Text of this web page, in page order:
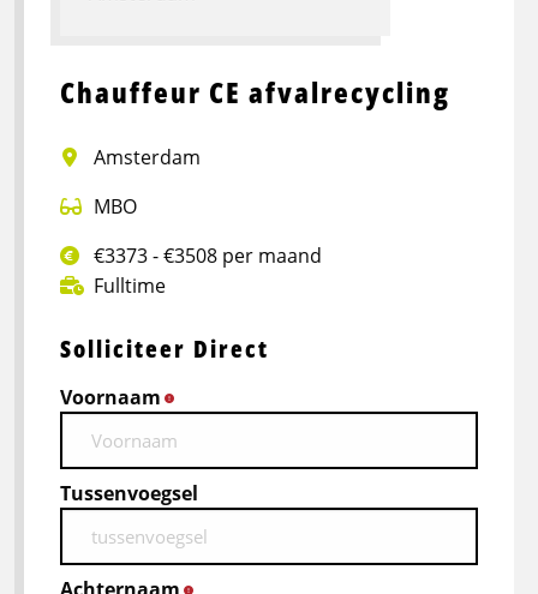
Chauffeur CE afvalrecycling
Amsterdam
MBO
€3373 - €3508 per maand
Fulltime
Solliciteer Direct
Voornaam
Tussenvoegsel